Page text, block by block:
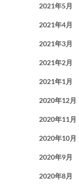
2021年5月
2021年4月
2021年3月
2021年2月
2021年1月
2020年12月
2020年11月
2020年10月
2020年9月
2020年8月